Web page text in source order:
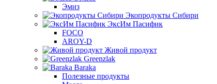
Эмиз
Экопродукты Сибири
ЭксИм Пасифик
FOCO
AROY-D
Живой продукт
Greenzlak
Baraka
Полезные продукты